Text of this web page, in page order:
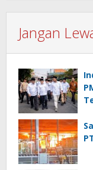
Jangan